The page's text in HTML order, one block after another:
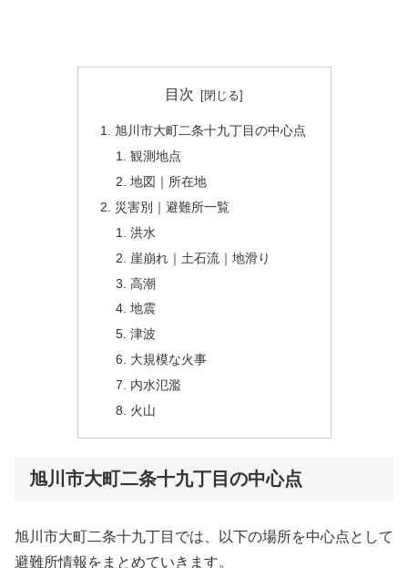
目次
旭川市大町二条十九丁目の中心点
観測地点
地図｜所在地
災害別｜避難所一覧
洪水
崖崩れ｜土石流｜地滑り
高潮
地震
津波
大規模な火事
内水氾濫
火山
旭川市大町二条十九丁目の中心点
旭川市大町二条十九丁目では、以下の場所を中心点として
避難所情報をまとめていきます。